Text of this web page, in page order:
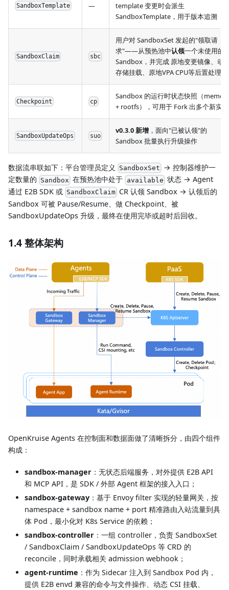
SandboxTemplate —
template 变更时会派生
SandboxTemplate，用于版本追溯
SandboxClaim sbc
用户对 SandboxSet 发起的"领取请
求"——从预热池中认领一个未使用的
Sandbox，并完成 原地变更镜像、动
存储挂载、原地VPA CPU等后置处理
Checkpoint cp
Sandbox 的运行时状态快照（
+ rootfs），可用于 Fork 出多个新实例
SandboxUpdateOps suo
v0.3.0 新增 ，面向"已被认领"的
Sandbox 批量执行升级操作
数据流串联如下：平台管理员定义 SandboxSet → 控制器维护一
定数量的 Sandbox 在预热池中处于 available 状态 → Agent
通过 E2B SDK 或 SandboxClaim CR 认领 Sandbox → 认领后的
Sandbox 可被 Pause/Resume、做 Checkpoint、被
SandboxUpdateOps 升级，最终在使用完毕或超时后回收。
1.4 整体架构
OpenKruise Agents 在控制面和数据面做了清晰拆分，由四个组件
构成：
sandbox-manager ：无状态后端服务，对外提供 E2B API
和 MCP API，是 SDK / 外部 Agent 框架的接入入口；
sandbox-gateway ：基于 Envoy filter 实现的轻量网关，按
namespace + sandbox name + port 精准路由入站流量到具
体 Pod，最小化对 K8s Service 的依赖；
sandbox-controller ：一组 controller，负责 SandboxSet
/ SandboxClaim / SandboxUpdateOps 等 CRD 的
reconcile，同时承载相关 admission webhook；
agent-runtime ：作为 Sidecar 注入到 Sandbox Pod 内，
提供 E2B envd 兼容的命令与文件操作、动态 CSI 挂载、